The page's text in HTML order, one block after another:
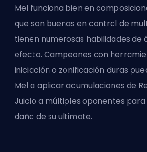
Mel funciona bien en
que son buenas en control de
tienen numerosas habilidades de
efecto. Campeones con
iniciación o zonificación duras
Mel a aplicar acumulaciones de
Juicio a múltiples oponentes
daño de su ultimate.